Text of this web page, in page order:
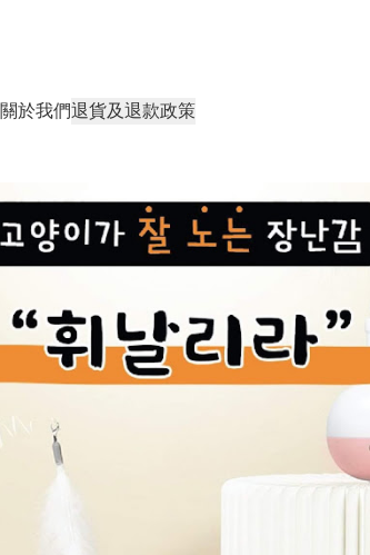
關於我們退貨及退款政策